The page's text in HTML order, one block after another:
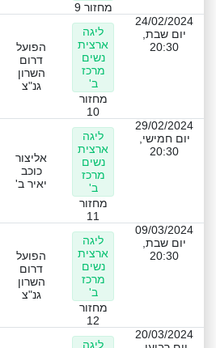
מחזור 9
24/02/2024
יום שבת,
20:30
ליגה
ארצית
נשים
מרכז
ב'
מחזור
10
הפועל
דרום
השרון
גנ"צ
29/02/2024
יום חמישי,
20:30
ליגה
ארצית
נשים
מרכז
ב'
מחזור
11
אליצור
כוכב
יאיר ב'
09/03/2024
יום שבת,
20:30
ליגה
ארצית
נשים
מרכז
ב'
מחזור
12
הפועל
דרום
השרון
גנ"צ
20/03/2024
ליגה